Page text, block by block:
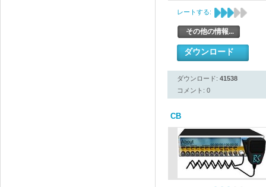
レートする:
その他の情報...
ダウンロード
ダウンロード: 41538
コメント: 0
CB